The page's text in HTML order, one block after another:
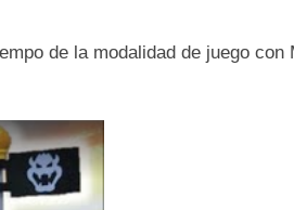
de la modalidad de juego con